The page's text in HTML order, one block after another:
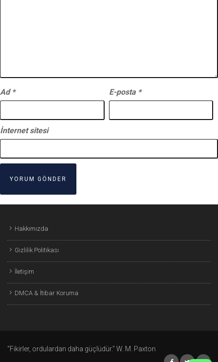
Ad * E-posta *
İnternet sitesi
Hakkımızda
Gizlilik Politikası
İletişim
DMCA & İtibar Koruma
"Fikirler, ordulardan daha güçlüdür." W. M. Paxton